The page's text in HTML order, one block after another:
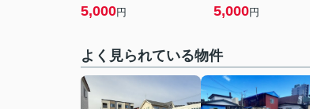
5,000円 5,000円
よく見られている物件